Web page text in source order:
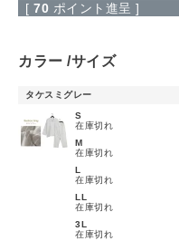
[ 70 ポイント進呈 ]
カラー サイズ
タケスミグレー
S
在庫切れ
M
在庫切れ
L
在庫切れ
LL
在庫切れ
3L
在庫切れ